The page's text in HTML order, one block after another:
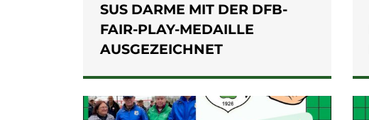
SUS DARME MIT DER DFB-
FAIR-PLAY-MEDAILLE
AUSGEZEICHNET